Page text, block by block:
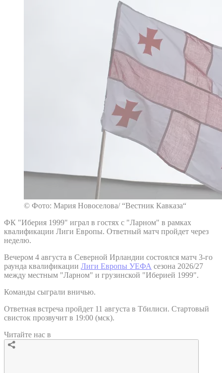
© Фото: Мария Новоселова/ “Вестник Кавказа“
ФК "Иберия 1999" играл в гостях с "Ларном" в рамках
квалификации Лиги Европы. Ответный матч пройдет через
неделю.
Вечером 4 августа в Северной Ирландии состоялся матч 3-го
раунда квалификации Лиги Европы УЕФА сезона 2026/27
между местным "Ларном" и грузинской "Иберией 1999".
Команды сыграли вничью.
Ответная встреча пройдет 11 августа в Тбилиси. Стартовый
свисток прозвучит в 19:00 (мск).
Читайте нас в